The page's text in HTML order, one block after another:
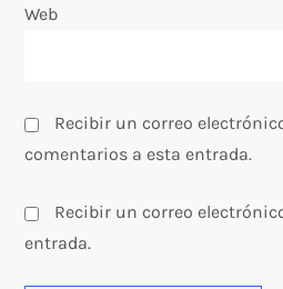
a
Web
Recibir un correo
comentarios a esta entrada.
Recibir un correo
entrada.